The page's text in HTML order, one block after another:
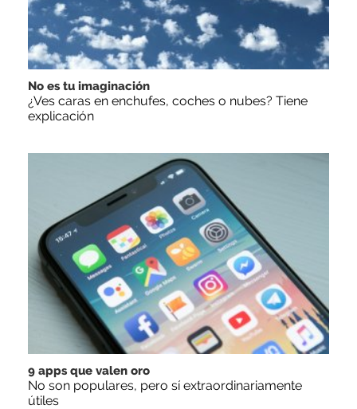
No es tu imaginación
¿Ves caras en enchufes, coches o nubes? Tiene
explicación
9 apps que valen oro
No son populares, pero sí extraordinariamente
útiles